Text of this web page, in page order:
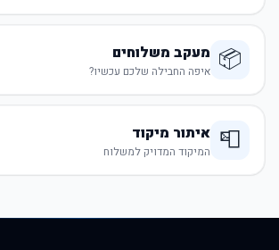
📦 מעקב משלוחים
איפה החבילה שלכם עכשיו?
📮 איתור מיקוד
המיקוד המדויק למשלוח